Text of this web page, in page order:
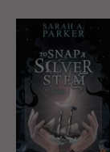
Zweck